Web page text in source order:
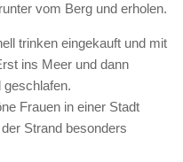
vom Berg und erholen.
trinken eingekauft und mit
ins Meer und dann
geschlafen.
Frauen in einer Stadt
Strand besonders